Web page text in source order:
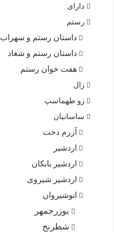
دارای
رستم
داستان رستم و سهراب
داستان رستم و شغاد
هفت خوان رستم‏
زال
زو طهماسپ‏
ساسانیان
آزرم دخت
اردشیر
اردشیر بابکان
اردشیر شیروی
انوشیروان
بوزرجمهر
شطرنج